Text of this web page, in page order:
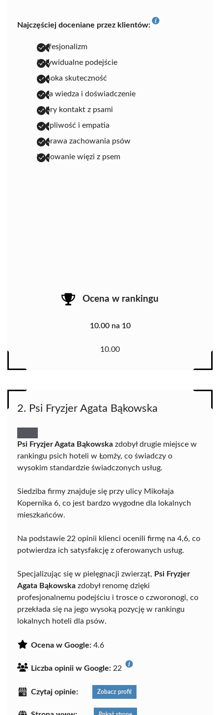
Najczęściej doceniane przez klientów:
profesjonalizm
indywidualne podejście
wysoka skuteczność
duża wiedza i doświadczenie
dobry kontakt z psami
cierpliwość i empatia
poprawa zachowania psów
budowanie więzi z psem
Ocena w rankingu
10.00 na 10
10.00
2. Psi Fryzjer Agata Bąkowska
Psi Fryzjer Agata Bąkowska zdobył drugie miejsce w
rankingu psich hoteli w Łomży, co świadczy o
wysokim standardzie świadczonych usług.
Siedziba firmy znajduje się przy ulicy Mikołaja
Kopernika 6, co jest bardzo wygodne dla lokalnych
mieszkańców.
Na podstawie 22 opinii klienci ocenili firmę na 4,6, co
potwierdza ich satysfakcję z oferowanych usług.
Specjalizując się w pielęgnacji zwierząt, Psi Fryzjer
Agata Bąkowska zdobył renomę dzięki
profesjonalnemu podejściu i trosce o czworonogi, co
przekłada się na jego wysoką pozycję w rankingu
lokalnych hoteli dla psów.
Ocena w Google: 4.6
Liczba opinii w Google: 22
Czytaj opinie: Zobacz profil